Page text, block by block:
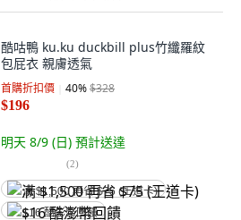
酷咕鴨 ku.ku duckbill plus竹纖羅紋
包屁衣 親膚透氣
首購折扣價 40%$328
$196
明天 8/9 (日) 預計送達
(2)
满 $1,500 再省 $75 (王道卡)
$16 酷澎幣回饋